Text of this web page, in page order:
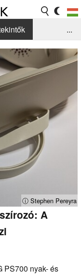
...
ⓘ Stephen Pereyra
A
PS700 nyak- és